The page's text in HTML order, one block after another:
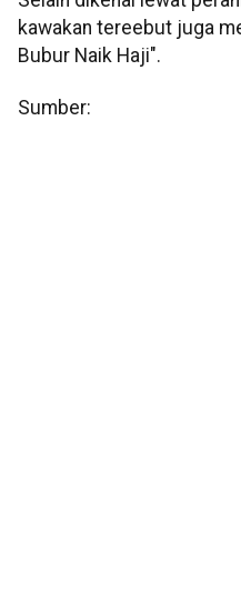
kawakan tereebut juga
Bubur Naik Haji".
Sumber: